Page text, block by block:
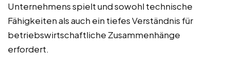
Unternehmens spielt und sowohl technische
Fähigkeiten als auch ein tiefes Verständnis für
betriebswirtschaftliche Zusammenhänge
erfordert.